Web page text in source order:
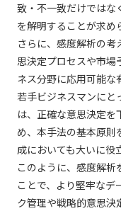
致・不一致だけではな
を解明することが求め
さらに、感度解析の
思決定プロセスや市場
ネス分野に応用可能な
若手ビジネスマンにと
は、正確な意思決定
め、本手法の基本原則
成においても大いに役
このように、感度解析
ことで、より堅牢なデ
ク管理や戦略的意思決